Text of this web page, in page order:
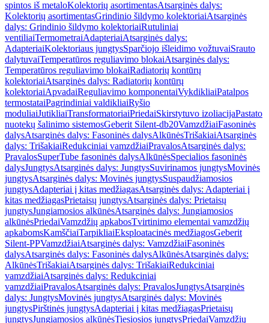
spintos iš metaloKolektorių asortimentasAtsarginės dalys:
Kolektorių asortimentasGrindinio šildymo kolektoriaiAtsarginės
dalys: Grindinio šildymo kolektoriaiRutuliniai
ventiliaiTermometraiAdapteriaiAtsarginės dalys:
AdapteriaiKolektoriaus jungtysSparčiojo išleidimo vožtuvaiSrauto
dalytuvaiTemperatūros reguliavimo blokaiAtsarginės dalys:
Temperatūros reguliavimo blokaiRadiatorių kontūrų
kolektoriaiAtsarginės dalys: Radiatorių kontūrų
kolektoriaiApvadaiReguliavimo komponentaiVykdikliaiPatalpos
termostataiPagrindiniai valdikliaiRyšio
moduliaiJutikliaiTransformatoriaiPriedaiSkirstytuvo izoliacijaPastato
nuotekų šalinimo sistemosGeberit Silent-db20VamzdžiaiFasoninės
dalysAtsarginės dalys: Fasoninės dalysAlkūnėsTrišakiaiAtsarginės
dalys: TrišakiaiRedukciniai vamzdžiaiPravalosAtsarginės dalys:
PravalosSuperTube fasoninės dalysAlkūnėsSpecialios fasoninės
dalysJungtysAtsarginės dalys: JungtysSuvirinamos jungtysMovinės
jungtysAtsarginės dalys: Movinės jungtysSuspaudžiamosios
jungtysAdapteriai į kitas medžiagasAtsarginės dalys: Adapteriai į
kitas medžiagasPrietaisų jungtysAtsarginės dalys: Prietaisų
jungtysJungiamosios alkūnėsAtsarginės dalys: Jungiamosios
alkūnėsPriedaiVamzdžių apkabosTvirtinimo elementai vamzdžių
apkabomsKamščiaiTarpikliaiEksploatacinės medžiagosGeberit
Silent-PPVamzdžiaiAtsarginės dalys: VamzdžiaiFasoninės
dalysAtsarginės dalys: Fasoninės dalysAlkūnėsAtsarginės dalys:
AlkūnėsTrišakiaiAtsarginės dalys: TrišakiaiRedukciniai
vamzdžiaiAtsarginės dalys: Redukciniai
vamzdžiaiPravalosAtsarginės dalys: PravalosJungtysAtsarginės
dalys: JungtysMovinės jungtysAtsarginės dalys: Movinės
jungtysPirštinės jungtysAdapteriai į kitas medžiagasPrietaisų
jungtysJungiamosios alkūnėsTiesiosios jungtysPriedaiVamzdžių